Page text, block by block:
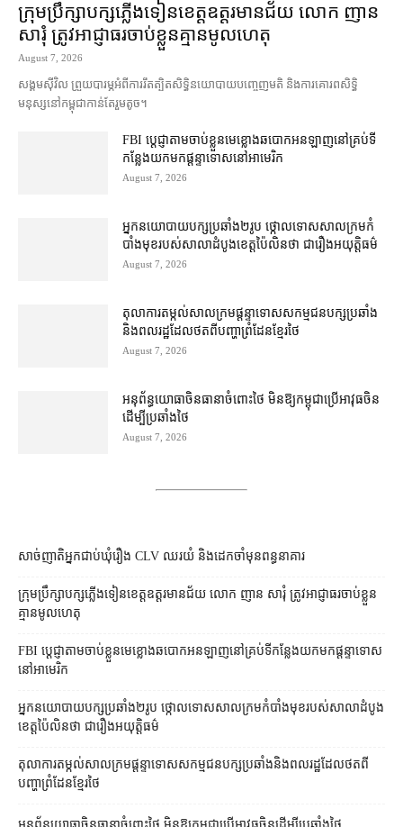
ក្រុមប្រឹក្សា​បក្ស​ភ្លើងទៀន​ខេត្ត​ឧត្ដរមានជ័យ លោក ញាន
សារុំ ត្រូវ​អាជ្ញាធរ​ចាប់ខ្លួន​គ្មាន​មូលហេតុ
August 7, 2026
សង្គម​ស៊ីវិល ព្រួយបារម្ភ​អំពី​ការ​រឹតត្បិត​សិទ្ធិ​នយោបាយ​បញ្ចេញមតិ និង​ការគោរព​សិទ្ធិ
មនុស្ស​នៅ​កម្ពុជា​កាន់តែ​រួម​តូច។
FBI ប្ដេជ្ញា​តាម​ចាប់ខ្លួន​មេខ្លោង​ឆបោក​អនឡាញ​នៅ​គ្រប់​ទី
កន្លែង​យក​មក​ផ្ដន្ទាទោស​នៅ​អាមេរិក
August 7, 2026
អ្នកនយោបាយ​បក្ស​ប្រឆាំង​២​រូប ថ្កោលទោស​សាលក្រម​កំ
បាំងមុខ​របស់​សាលាដំបូង​ខេត្ត​ប៉ៃលិន​ថា ជា​រឿង​អយុត្តិធម៌
August 7, 2026
តុលាការ​តម្កល់​សាលក្រម​ផ្ដន្ទាទោស​សកម្មជន​បក្ស​ប្រឆាំង​
និង​ពលរដ្ឋ​ដែល​ថត​ពី​បញ្ហា​ព្រំដែន​ខ្មែរ​ថៃ
August 7, 2026
អនុព័ន្ធយោធា​ចិន​ធានា​ចំពោះ​ថៃ មិន​ឱ្យ​កម្ពុជា​ប្រើ​អាវុធ​ចិន​
ដើម្បី​ប្រឆាំង​ថៃ ​
August 7, 2026
សាច់ញាតិអ្នកជាប់ឃុំរឿង CLV ឈរយំ និងដេកចាំមុនពន្ធនាគារ
ក្រុមប្រឹក្សា​បក្ស​ភ្លើងទៀន​ខេត្ត​ឧត្ដរមានជ័យ លោក ញាន សារុំ ត្រូវ​អាជ្ញាធរ​ចាប់ខ្លួន​
គ្មាន​មូលហេតុ
FBI ប្ដេជ្ញា​តាម​ចាប់ខ្លួន​មេខ្លោង​ឆបោក​អនឡាញ​នៅ​គ្រប់​ទីកន្លែង​យក​មក​ផ្ដន្ទាទោស​
នៅ​អាមេរិក
អ្នកនយោបាយ​បក្ស​ប្រឆាំង​២​រូប ថ្កោលទោស​សាលក្រម​កំបាំងមុខ​របស់​សាលាដំបូង​
ខេត្ត​ប៉ៃលិន​ថា ជា​រឿង​អយុត្តិធម៌
តុលាការ​តម្កល់​សាលក្រម​ផ្ដន្ទាទោស​សកម្មជន​បក្ស​ប្រឆាំង​និង​ពលរដ្ឋ​ដែល​ថត​ពី​
បញ្ហា​ព្រំដែន​ខ្មែរ​ថៃ